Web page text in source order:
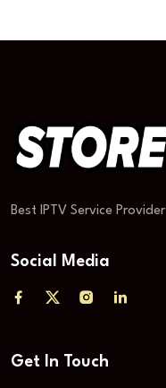
Best IPTV Service Provider
Social Media
Get In Touch